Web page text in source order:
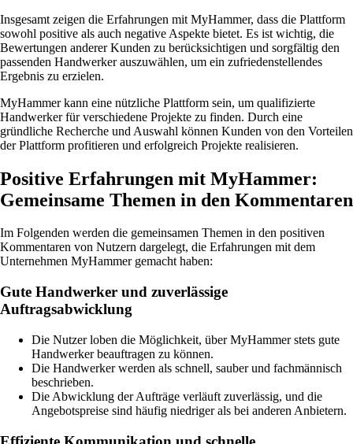
Insgesamt zeigen die Erfahrungen mit MyHammer, dass die Plattform
sowohl positive als auch negative Aspekte bietet. Es ist wichtig, die
Bewertungen anderer Kunden zu berücksichtigen und sorgfältig den
passenden Handwerker auszuwählen, um ein zufriedenstellendes
Ergebnis zu erzielen.
MyHammer kann eine nützliche Plattform sein, um qualifizierte
Handwerker für verschiedene Projekte zu finden. Durch eine
gründliche Recherche und Auswahl können Kunden von den Vorteilen
der Plattform profitieren und erfolgreich Projekte realisieren.
Positive Erfahrungen mit MyHammer:
Gemeinsame Themen in den Kommentaren
Im Folgenden werden die gemeinsamen Themen in den positiven
Kommentaren von Nutzern dargelegt, die Erfahrungen mit dem
Unternehmen MyHammer gemacht haben:
Gute Handwerker und zuverlässige
Auftragsabwicklung
Die Nutzer loben die Möglichkeit, über MyHammer stets gute
Handwerker beauftragen zu können.
Die Handwerker werden als schnell, sauber und fachmännisch
beschrieben.
Die Abwicklung der Aufträge verläuft zuverlässig, und die
Angebotspreise sind häufig niedriger als bei anderen Anbietern.